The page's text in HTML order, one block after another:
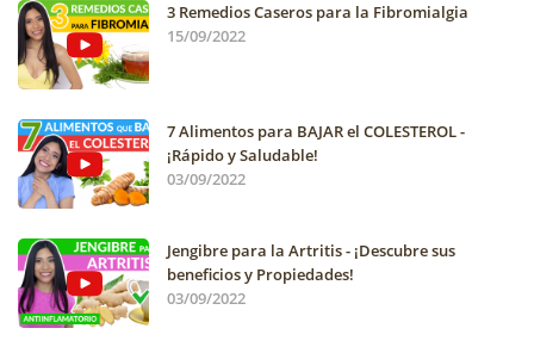
3 Remedios Caseros para la Fibromialgia
15/09/2022
7 Alimentos para BAJAR el COLESTEROL -
¡Rápido y Saludable!
03/09/2022
Jengibre para la Artritis - ¡Descubre sus
beneficios y Propiedades!
03/09/2022